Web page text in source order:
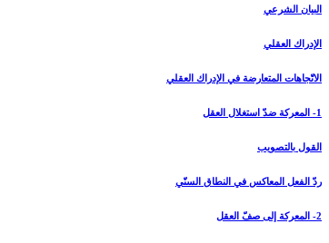
البيان الشرعي‏
الإدراك العقلي‏
الاتّجاهات المتعارضة في الإدراك العقلي
1- المعركة ضدّ استغلال العقل
القول بالتصويب
ردّ الفعل المعاكس في النطاق السنّي
2- المعركة إلى صفّ العقل